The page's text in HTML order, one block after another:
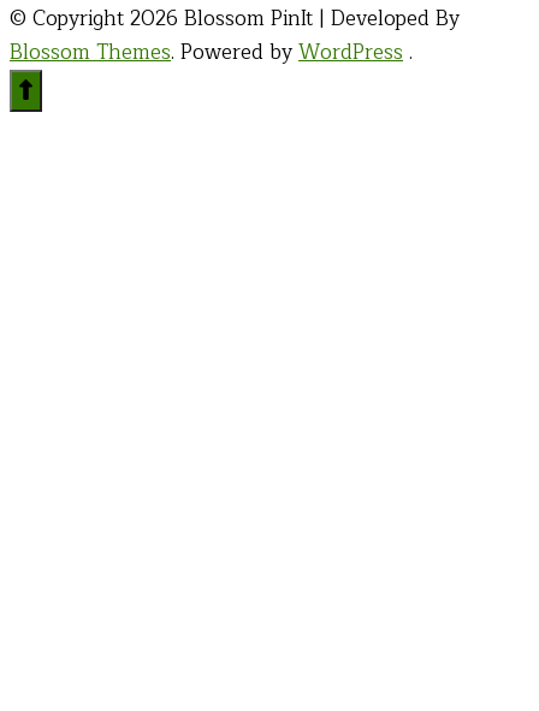
© Copyright 2026 Blossom PinIt | Developed By
Blossom Themes. Powered byWordPress.